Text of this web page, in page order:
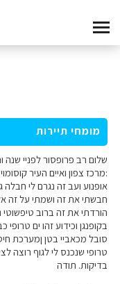
מומחי תיירות
שלום רב פרופסור לפניי שנה
:מרכז צפון ואיים העיר
אופנוע ועב זה נגרם לי
חבשתי את זה ושמתי על זה
הורדתי את זה ברוב
בקופנגן וכידוע זהו ים
סובל מכאביי בטן ןמערכת
טרופי שנכנס לי לגוף רוצה
בדיקות. תודה